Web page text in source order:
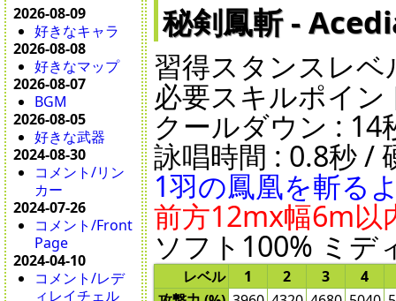
2026-08-09
好きなキャラ
2026-08-08
好きなマップ
2026-08-07
BGM
2026-08-05
好きな武器
2024-08-30
コメント/リン
カー
2024-07-26
コメント/Front
Page
2024-04-10
コメント/レデ
ィレイチェル
秘剣鳳斬 -
習得スタンスレベ
必要スキルポイン
クールダウン : 14
詠唱時間 : 0.8秒 /
1羽の鳳凰を斬る
前方12mx幅6m以
ソフト100% ミデ
レベル 1 2 3
4